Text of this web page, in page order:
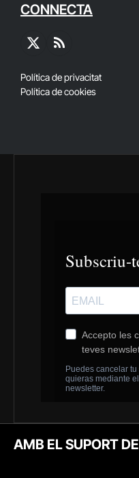
CONNECTA
X
RSS
Política de privacitat
Política de cookies
AMB EL SUPORT DE